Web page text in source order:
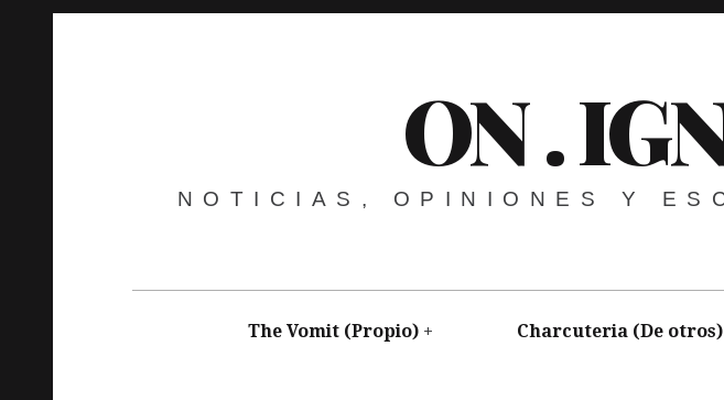
ON .
NOTICIAS, OPINIONES Y
The Vomit (Propio) Charcuteria (De otros)